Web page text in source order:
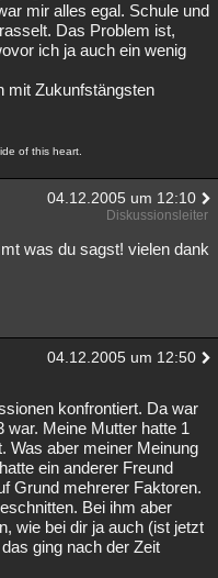
mir alles egal. Schule und
Das Problem ist,
ich ja auch ein wenig
mit Zukunfstängsten
of this heart.
04.12.2005 um 12:10
Diskussionsleiter
was du sagst! vielen dank
04.12.2005 um 12:50
konfrontiert. Da war
war. Meine Mutter hatte 1
Was aber meiner Meinung
ein anderer Freund
Grund mehrerer Faktoren.
Bei ihm aber
wie bei dir ja auch (ist jetzt
ging nach der Zeit